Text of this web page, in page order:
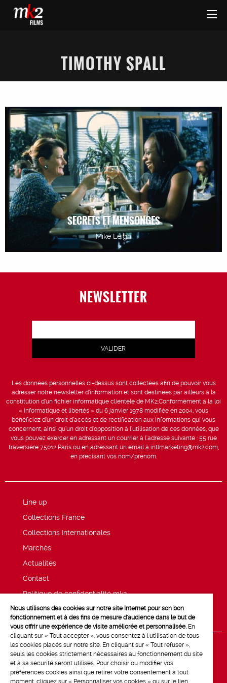
TIMOTHY SPALL
SECRETS ET MENSONGES
Mike Leigh
NEWSLETTER
Les données personnelles ci-dessus sont collectées afin de pouvoir vous
adresser notre newsletter d’information et sont destinées par ailleurs à la
constitution d’un fichier informatique clientèle de MK2.Conformément à la loi
« informatique et libertés » du 6 janvier 1978 modifiée en 2004, vous
bénéficiez d’un droit d’accès et de rectification aux informations qui vous
concernent, ainsi qu’un droit d’opposition à l’utilisation de ces données, que
vous pouvez exercer en adressant un courrier à l’adresse suivante : 55 rue
traversière 75012 Paris ou en adressant un email à intlmarketing@mk2.com,
en précisant vos nom/prénom.
Line up
Collections France
Collections Internationales
Marchés
Actualités
Contact
Politique de confidentialité mk2
Mentions légales
Nous utilisons des cookies sur notre site Internet pour son bon
fonctionnement et à des fins de mesure d'audience dans le but de
vous offrir une expérience de visite améliorée et personnalisée. En
cliquant sur « Tout accepter », vous consentez à l'utilisation de tous
les cookies placés sur notre site. En cliquant sur « Tout refuser »,
seuls les cookies strictement nécessaires au fonctionnement du site
et à sa sécurité seront utilisés. Pour choisir ou modifier vos
préférences cookies ainsi que retirer votre consentement à tout
moment, cliquez sur « Personnaliser vos cookies » ou sur le lien